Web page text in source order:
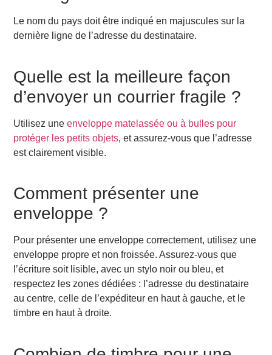
Le nom du pays doit être indiqué en majuscules sur la
dernière ligne de l’adresse du destinataire.
Quelle est la meilleure façon
d’envoyer un courrier fragile ?
Utilisez uneenveloppe matelassée ou à bulles pour
protéger les petits objets, et assurez-vous que l’adresse
est clairement visible.
Comment présenter une
enveloppe ?
Pour présenter une enveloppe correctement, utilisez une
enveloppe propre et non froissée. Assurez-vous que
l’écriture soit lisible, avec un stylo noir ou bleu, et
respectez les zones dédiées : l’adresse du destinataire
au centre, celle de l’expéditeur en haut à gauche, et le
timbre en haut à droite.